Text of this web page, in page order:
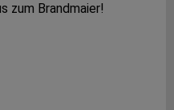
zum Brandmaier!